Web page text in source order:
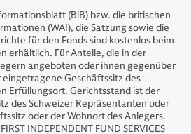
(BiB) bzw. die britischen
(WAI), die Satzung sowie die
für den Fonds sind kostenlos beim
erhältlich. Für Anteile, die in der
angeboten oder ihnen gegenüber
Geschäftssitz des
Erfüllungsort. Gerichtsstand ist der
des Schweizer Repräsentanten oder
oder der Wohnort des Anlegers.
INDEPENDENT FUND SERVICES